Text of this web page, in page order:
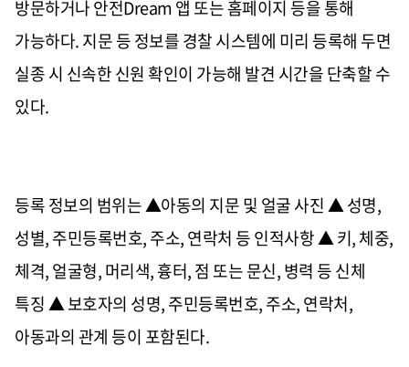
방문하거나 안전Dream 앱 또는 홈페이지 등을 통해
가능하다. 지문 등 정보를 경찰 시스템에 미리 등록해 두면
실종 시 신속한 신원 확인이 가능해 발견 시간을 단축할 수
있다.
등록 정보의 범위는 ▲아동의 지문 및 얼굴 사진 ▲ 성명,
성별, 주민등록번호, 주소, 연락처 등 인적사항 ▲ 키, 체중,
체격, 얼굴형, 머리색, 흉터, 점 또는 문신, 병력 등 신체
특징 ▲ 보호자의 성명, 주민등록번호, 주소, 연락처,
아동과의 관계 등이 포함된다.